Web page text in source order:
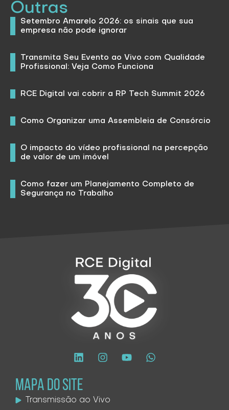
Outras
Setembro Amarelo 2026: os sinais que sua
empresa não pode ignorar
Transmita Seu Evento ao Vivo com Qualidade
Profissional: Veja Como Funciona
RCE Digital vai cobrir a RP Tech Summit 2026
Como Organizar uma Assembleia de Consórcio
O impacto do vídeo profissional na percepção
de valor de um imóvel
Como fazer um Planejamento Completo de
Segurança no Trabalho
MAPA DO SITE
Transmissão ao Vivo